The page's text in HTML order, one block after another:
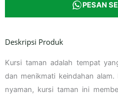
PESAN
Deskripsi Produk
Kursi taman adalah tempat
dan menikmati keindahan
nyaman, kursi taman ini